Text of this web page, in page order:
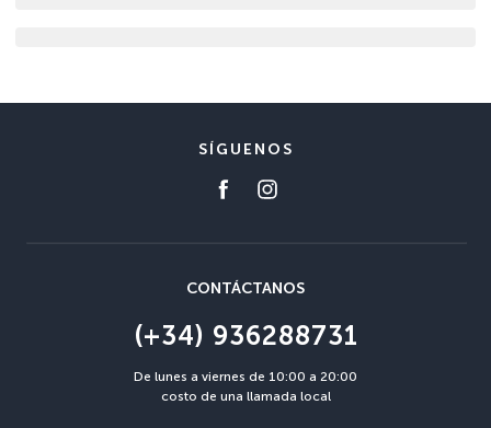
SÍGUENOS
CONTÁCTANOS
(+34) 936288731
De lunes a viernes de 10:00 a 20:00
costo de una llamada local